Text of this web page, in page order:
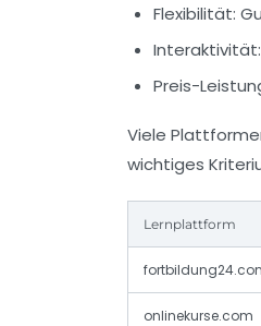
Flexibilität:
Interaktivität:
Preis-
Viele
wichtiges
Lernplattform
onlinekurse.com